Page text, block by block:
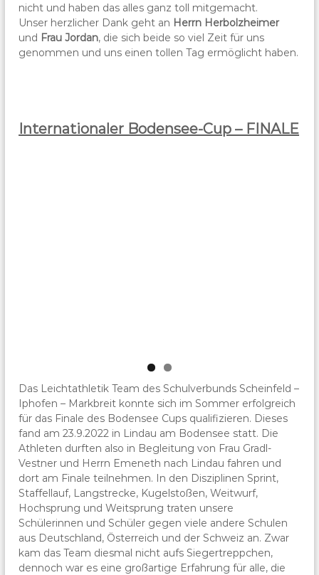
nicht und haben das alles ganz toll mitgemacht.
Unser herzlicher Dank geht an Herrn Herbolzheimer
und Frau Jordan, die sich beide so viel Zeit für uns
genommen und uns einen tollen Tag ermöglicht haben.
Internationaler Bodensee-Cup – FINALE
Das Leichtathletik Team des Schulverbunds Scheinfeld –
Iphofen – Markbreit konnte sich im Sommer erfolgreich
für das Finale des Bodensee Cups qualifizieren. Dieses
fand am 23.9.2022 in Lindau am Bodensee statt. Die
Athleten durften also in Begleitung von Frau Gradl-
Vestner und Herrn Emeneth nach Lindau fahren und
dort am Finale teilnehmen. In den Disziplinen Sprint,
Staffellauf, Langstrecke, Kugelstoßen, Weitwurf,
Hochsprung und Weitsprung traten unsere
Schülerinnen und Schüler gegen viele andere Schulen
aus Deutschland, Österreich und der Schweiz an. Zwar
kam das Team diesmal nicht aufs Siegertreppchen,
dennoch war es eine großartige Erfahrung für alle, die